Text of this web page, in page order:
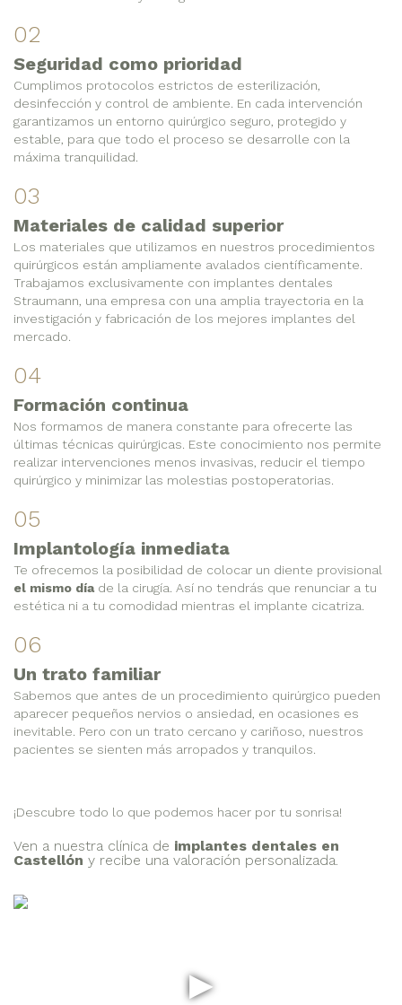
02
Seguridad como prioridad
Cumplimos protocolos estrictos de esterilización,
desinfección y control de ambiente. En cada intervención
garantizamos un entorno quirúrgico seguro, protegido y
estable, para que todo el proceso se desarrolle con la
máxima tranquilidad.
03
Materiales de calidad superior
Los materiales que utilizamos en nuestros procedimientos
quirúrgicos están ampliamente avalados científicamente.
Trabajamos exclusivamente con implantes dentales
Straumann, una empresa con una amplia trayectoria en la
investigación y fabricación de los mejores implantes del
mercado.
04
Formación continua
Nos formamos de manera constante para ofrecerte las
últimas técnicas quirúrgicas. Este conocimiento nos permite
realizar intervenciones menos invasivas, reducir el tiempo
quirúrgico y minimizar las molestias postoperatorias.
05
Implantología inmediata
Te ofrecemos la posibilidad de colocar un diente provisional
el mismo díade la cirugía. Así no tendrás que renunciar a tu
estética ni a tu comodidad mientras el implante cicatriza.
06
Un trato familiar
Sabemos que antes de un procedimiento quirúrgico pueden
aparecer pequeños nervios o ansiedad, en ocasiones es
inevitable. Pero con un trato cercano y cariñoso, nuestros
pacientes se sienten más arropados y tranquilos.
¡Descubre todo lo que podemos hacer por tu sonrisa!
Ven a nuestra clínica de implantes dentales en
Castellón y recibe una valoración personalizada.
▶